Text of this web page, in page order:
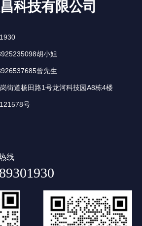
科技有限公司
胡小姐
曾先生
街道杨田路1号龙河科技园A8栋4楼
号
线